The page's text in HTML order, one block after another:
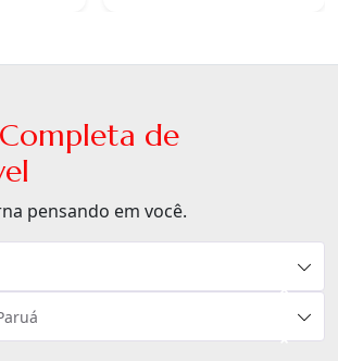
de
pensando em você.
×
×